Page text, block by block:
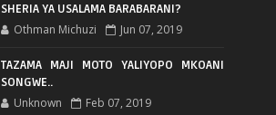
SHERIA YA USALAMA BARABARANI?
Othman Michuzi Jun 07, 2019
TAZAMA MAJI MOTO YALIYOPO MKOANI
SONGWE..
Unknown Feb 07, 2019